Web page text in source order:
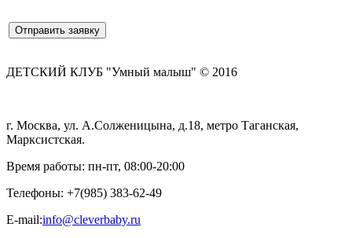
ДЕТСКИЙ КЛУБ "Умный малыш" © 2016
г. Москва, ул. А.Солженицына, д.18, метро Таганская,
Марксистская.
Время работы: пн-пт, 08:00-20:00
Телефоны: +7(985) 383-62-49
E-mail:info@cleverbaby.ru